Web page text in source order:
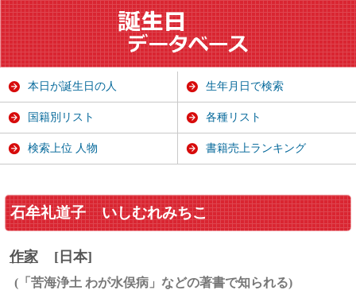
石牟礼道子 いしむれみちこ
作家 [日本]
(「苦海浄土 わが水俣病」などの著書で知られる)
本日が誕生日の人 生年月日で検索
国籍別リスト 各種リスト
検索上位 人物 書籍売上ランキング